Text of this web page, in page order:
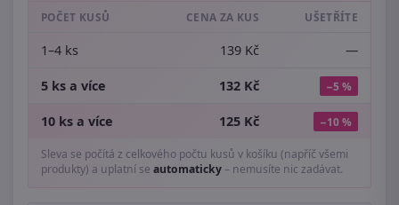
POČET KUSŮ CENA ZA KUS UŠETŘÍTE
1–4 ks 139 Kč —
5 ks a více 132 Kč −5 %
10 ks a více 125 Kč −10 %
Sleva se počítá z celkového počtu kusů v košíku (napříč všemi
produkty) a uplatní se automaticky– nemusíte nic zadávat.